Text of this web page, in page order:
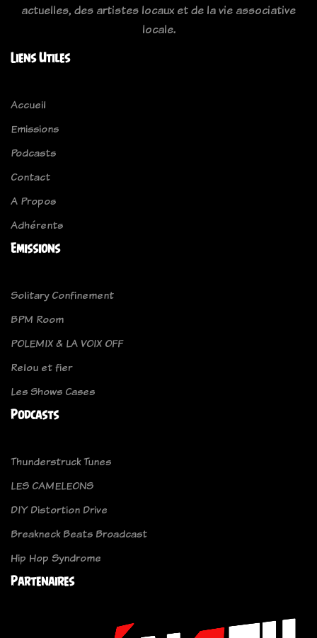
actuelles, des artistes locaux et de la vie associative
locale.
Liens Utiles
Accueil
Emissions
Podcasts
Contact
A Propos
Adhérents
Emissions
Solitary Confinement
BPM Room
POLEMIX & LA VOIX OFF
Relou et fier
Les Shows Cases
Podcasts
Thunderstruck Tunes
LES CAMELEONS
DIY Distortion Drive
Breakneck Beats Broadcast
Hip Hop Syndrome
Partenaires